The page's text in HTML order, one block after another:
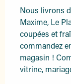
Nous livrons
Maxime, Le
coupées et
commandez
magasin !
vitrine,